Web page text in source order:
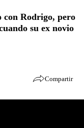
con Rodrigo, pero
su ex novio
Compartir